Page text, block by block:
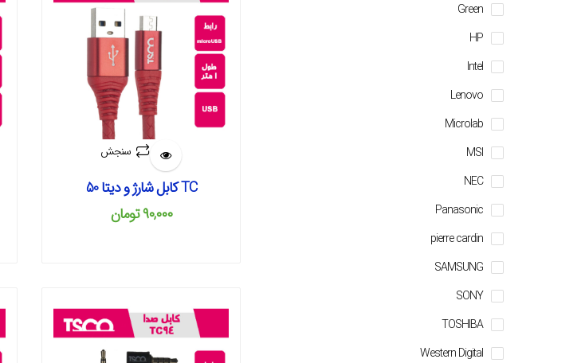
سنجش
TC کابل شارژ و دیتا 50
۹۰,۰۰۰تومان
Green
HP
Intel
Lenovo
Microlab
MSI
NEC
Panasonic
pierre cardin
SAMSUNG
SONY
TOSHIBA
Western Digital